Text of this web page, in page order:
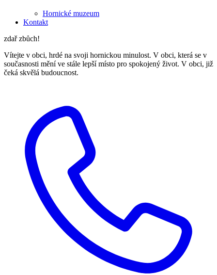
Hornické muzeum
Kontakt
zdař zbůch!
Vítejte v obci, hrdé na svoji hornickou minulost. V obci, která se v
současnosti mění ve stále lepší místo pro spokojený život. V obci, již
čeká skvělá budoucnost.